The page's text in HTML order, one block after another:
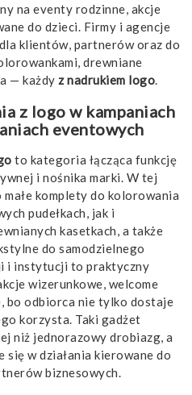
na eventy rodzinne, akcje
do dzieci. Firmy i agencje
klientów, partnerów oraz do
drewniane
— każdy z nadrukiem logo.
z logo w kampaniach
eventowych
to kategoria łącząca funkcję
i nośnika marki. W tej
komplety do kolorowania
pudełkach, jak i
kasetkach, a także
do samodzielnego
i instytucji to praktyczny
wizerunkowe, welcome
bo odbiorca nie tylko dostaje
korzysta. Taki gadżet
niż jednorazowy drobiazg, a
się w działania kierowane do
biznesowych.